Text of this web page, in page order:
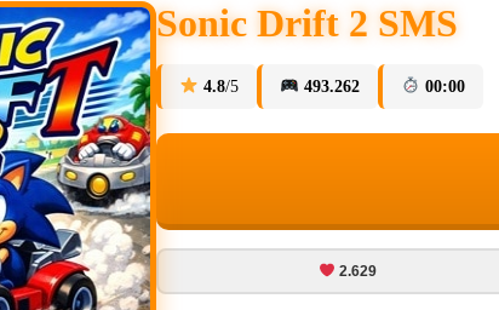
Sonic Drift 2 SMS
4.8/5 493.262 00:00
2.629